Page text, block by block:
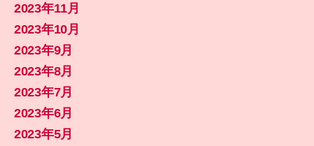
2023年11月
2023年10月
2023年9月
2023年8月
2023年7月
2023年6月
2023年5月